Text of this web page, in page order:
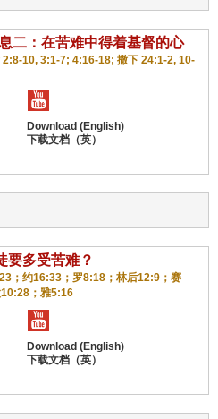
二：在苦难中得着基督的心
2:8-10, 3:1-7; 4:16-18; 撒下 24:1-2, 10-
要多受苦难？
；约16:33；罗8:18；林后12:9；赛
；雅5:16